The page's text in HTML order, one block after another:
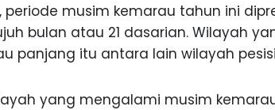
periode musim kemarau tahun ini
bulan atau 21 dasarian. Wilayah
panjang itu antara lain wilayah
yang mengalami musim